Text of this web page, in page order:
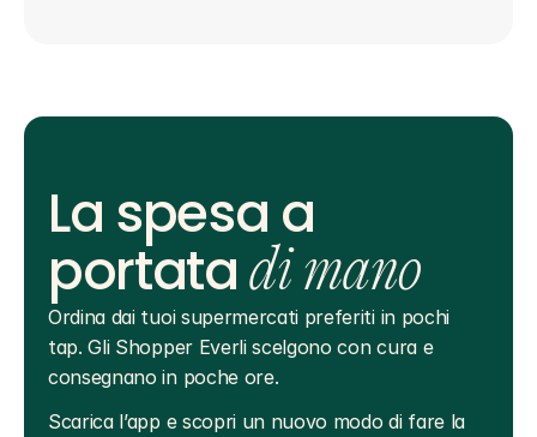
La spesa a
portatadi mano
Ordina dai tuoi supermercati preferiti in pochi
tap. Gli Shopper Everli scelgono con cura e
consegnano in poche ore.
Scarica l’app e scopri un nuovo modo di fare la